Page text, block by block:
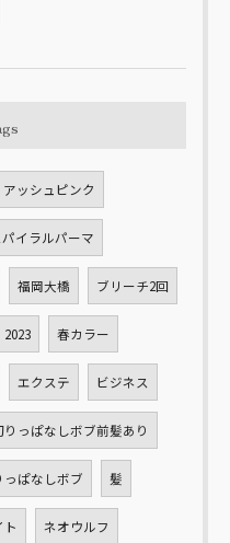
アッシュピンク
パイラルパーマ
福岡大橋 ブリーチ2回
2023 春カラー
エクステ ビジネス
りっぱなしボブ前髪あり
っぱなしボブ 髪
ト ネオウルフ